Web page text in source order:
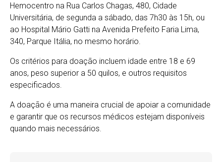
Hemocentro na Rua Carlos Chagas, 480, Cidade
Universitária, de segunda a sábado, das 7h30 às 15h, ou
ao Hospital Mário Gatti na Avenida Prefeito Faria Lima,
340, Parque Itália, no mesmo horário.
Os critérios para doação incluem idade entre 18 e 69
anos, peso superior a 50 quilos, e outros requisitos
especificados.
A doação é uma maneira crucial de apoiar a comunidade
e garantir que os recursos médicos estejam disponíveis
quando mais necessários.